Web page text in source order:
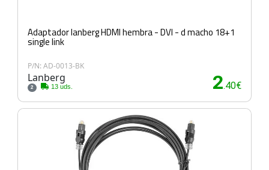
Adaptador lanberg HDMI hembra - DVI - d macho 18+1
single link
P/N: AD-0013-BK
Lanberg
2 13 uds. 2.40€